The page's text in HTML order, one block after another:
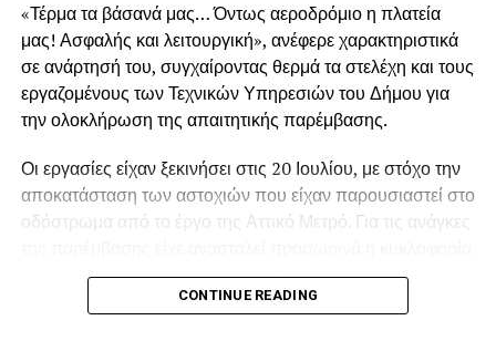
.
«Τέρμα τα βάσανά μας… Όντως αεροδρόμιο η πλατεία
μας! Ασφαλής και λειτουργική», ανέφερε χαρακτηριστικά
σε ανάρτησή του, συγχαίροντας θερμά τα στελέχη και τους
εργαζομένους των Τεχνικών Υπηρεσιών του Δήμου για
την ολοκλήρωση της απαιτητικής παρέμβασης.
Οι εργασίες είχαν ξεκινήσει στις 20 Ιουλίου, με στόχο την
αποκατάσταση των αστοχιών που είχαν παρουσιαστεί στο
οδόστρωμα από το έργο της Αττικό Μετρό. Για τις ανάγκες
των οχημάτων περιμετρικά της πλατείας έως και τις 5
CONTINUE READING